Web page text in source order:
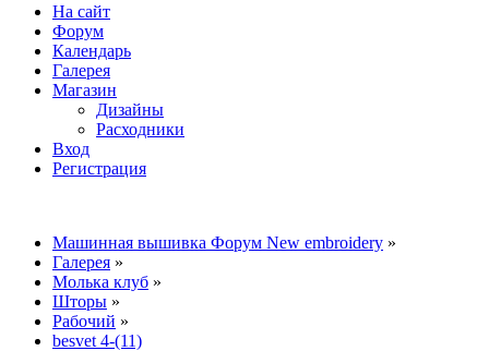
На сайт
Форум
Календарь
Галерея
Магазин
Дизайны
Расходники
Вход
Регистрация
Машинная вышивка Форум New embroidery »
Галерея »
Молька клуб »
Шторы »
Рабочий »
besvet 4-(11)